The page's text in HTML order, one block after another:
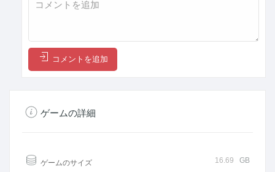
コメントを追加
ゲームの詳細
ゲームのサイズ 16.69 GB